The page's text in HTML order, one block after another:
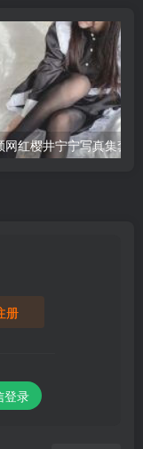
网红樱井宁宁写真集套图
册
登录